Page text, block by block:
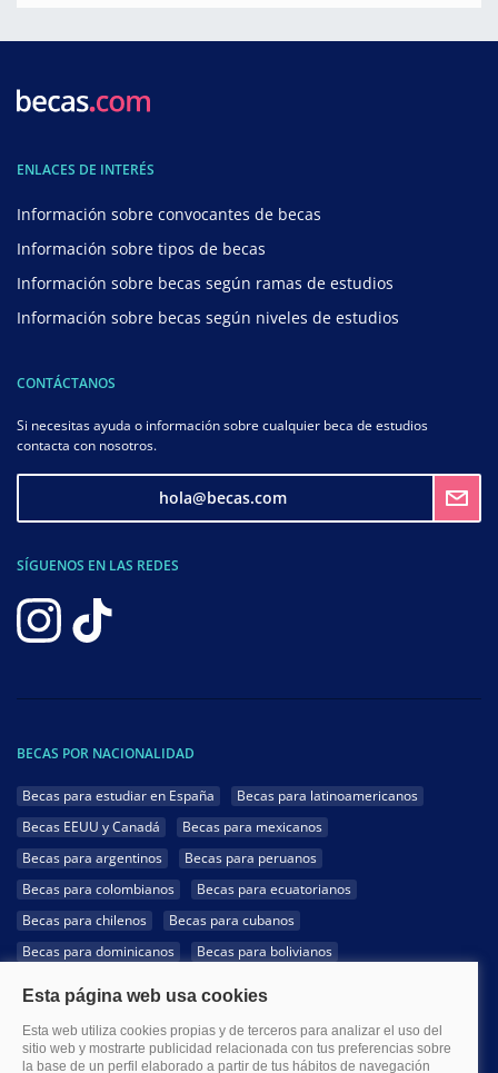
ENLACES DE INTERÉS
Información sobre convocantes de becas
Información sobre tipos de becas
Información sobre becas según ramas de estudios
Información sobre becas según niveles de estudios
CONTÁCTANOS
Si necesitas ayuda o información sobre cualquier beca de estudios
contacta con nosotros.
hola@becas.com
SÍGUENOS EN LAS REDES
BECAS POR NACIONALIDAD
Becas para estudiar en España
Becas para latinoamericanos
Becas EEUU y Canadá
Becas para mexicanos
Becas para argentinos
Becas para peruanos
Becas para colombianos
Becas para ecuatorianos
Becas para chilenos
Becas para cubanos
Becas para dominicanos
Becas para bolivianos
Becas para hondureños
Becas para paraguayos